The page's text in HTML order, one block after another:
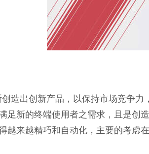
造出创新产品，以保持市场竞争力
足新的终端使用者之需求，且是创
越来越精巧和自动化，主要的考虑